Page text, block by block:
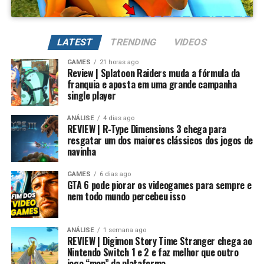
Essa mudança também pode representar um passo
importante para o futuro da franquia. Durante muitos
anos, Splatoon foi visto principalmente como um jogo
competitivo, mas Splatoon Raiders mostra que existe
espaço para expandir esse universo com uma campanha
mais ambiciosa e cheia de conteúdo. Caso a recepção dos
jogadores seja positiva, é bem possível que a Nintendo
continue investindo nesse formato e transforme o modo
história em um dos pilares da série daqui para frente.
No fim das contas, fica a sensação de que Splatoon
Raiders funciona como um grande laboratório para o
Além de evoluir seus Digimons para formas mais
poderosas, também é possívelregredir a evolução
para fortalecer permanentemente seus atributos.
Na prática, um Digimon pode voltar para sua forma
inicial, mantendo um potencial muito maior. Conforme
você repete esse processo, desbloqueia novas linhas
evolutivas e aumenta bastante os atributos, permitindo
alcançar formas como Campeão, Ultimate e Mega com
estatísticas cada vez melhores.
É um sistema profundo que recompensa quem gosta de
montar equipes fortes e experimentar diferentes
árvores evolutivas.
LATEST TRENDING VIDEOS
GAMES 21 horas ago
Review | Splatoon Raiders muda a fórmula da
franquia e aposta em uma grande campanha
single player
ANÁLISE 4 dias ago
REVIEW | R-Type Dimensions 3 chega para
resgatar um dos maiores clássicos dos jogos de
navinha
GAMES 6 dias ago
GTA 6 pode piorar os videogames para sempre e
nem todo mundo percebeu isso
ANÁLISE 1 semana ago
REVIEW | Digimon Story Time Stranger chega ao
Nintendo Switch 1 e 2 e faz melhor que outro